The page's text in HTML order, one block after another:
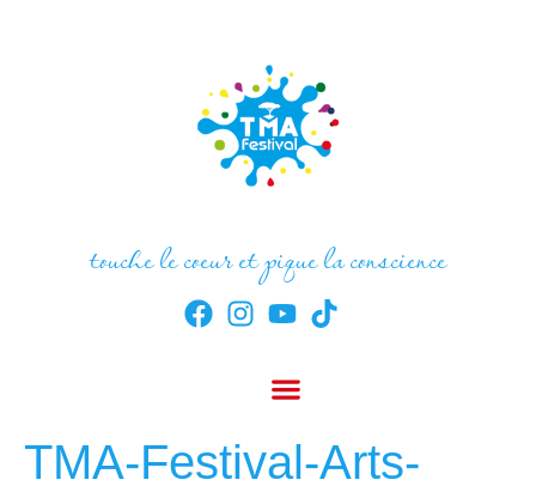
touche le coeur et pique la conscience
TMA-Festival-Arts-